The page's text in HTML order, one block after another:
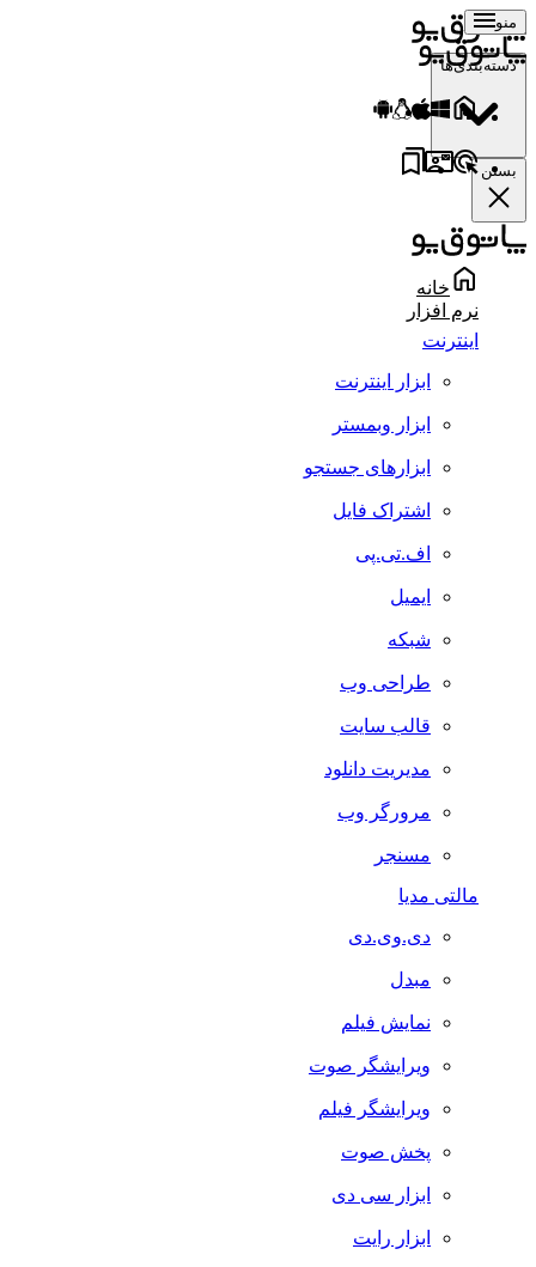
منو
دسته‌بندی‌ها
بستن
خانه
نرم افزار
اینترنت
ابزار اینترنت
ابزار وبمستر
ابزارهای جستجو
اشتراک فایل
اف.تی.پی
ایمیل
شبکه
طراحی وب
قالب سایت
مدیریت دانلود
مرورگر وب
مسنجر
مالتی مدیا
دی.وی.دی
مبدل
نمایش فیلم
ویرایشگر صوت
ویرایشگر فیلم
پخش صوت
ابزار سی دی
ابزار رایت